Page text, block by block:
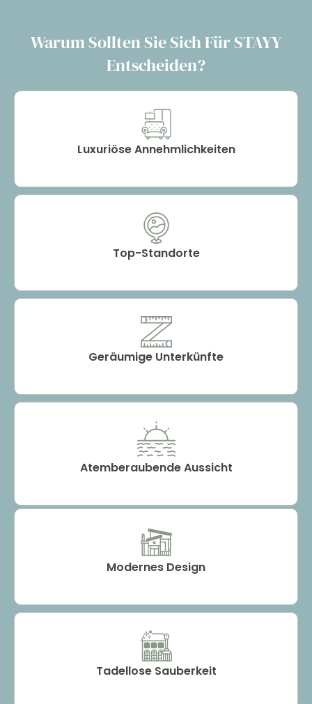
Warum Sollten Sie Sich Für STAYY
Entscheiden?
Luxuriöse Annehmlichkeiten
Top-Standorte
Geräumige Unterkünfte
Atemberaubende Aussicht
Modernes Design
Tadellose Sauberkeit